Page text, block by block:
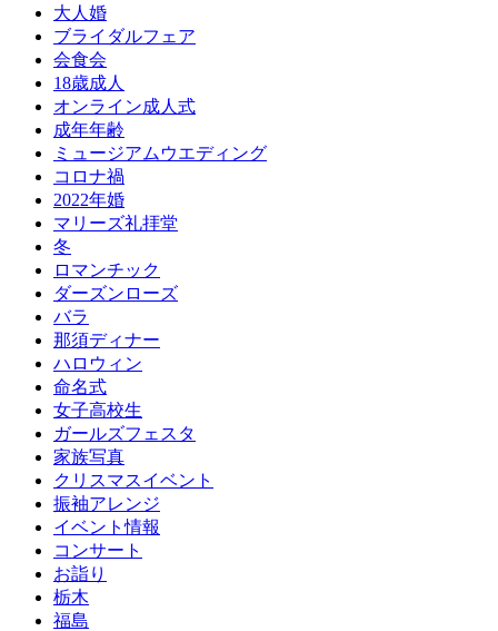
大人婚
ブライダルフェア
会食会
18歳成人
オンライン成人式
成年年齢
ミュージアムウエディング
コロナ禍
2022年婚
マリーズ礼拝堂
冬
ロマンチック
ダーズンローズ
バラ
那須ディナー
ハロウィン
命名式
女子高校生
ガールズフェスタ
家族写真
クリスマスイベント
振袖アレンジ
イベント情報
コンサート
お詣り
栃木
福島